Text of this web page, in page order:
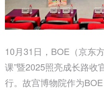
10月31日，BOE（京东
课”暨2025照亮成长路收
行。故宫博物院作为